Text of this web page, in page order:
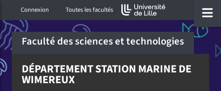
Accéder au menu principal
Accéder à la recherche
Accéder au pied de page
Connexion Toutes les facultés
menu
Faculté des sciences et technologies
DÉPARTEMENT STATION MARINE DE
WIMEREUX